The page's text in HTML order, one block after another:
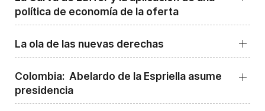
política de economía de la oferta
La ola de las nuevas derechas
Colombia: Abelardo de la Espriella asume
presidencia